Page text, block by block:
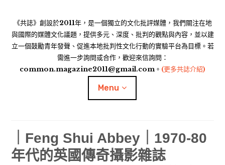
《共誌》創設於2011年，是一個獨立的文化批評媒體，我們關注在地
與國際的媒體文化議題，提供多元、深度、批判的觀點與內容，並以建
立一個鼓勵青年發聲、促進本地批判性文化行動的實驗平台為目標。若
需進一步詢問或合作，歡迎來信詢問：
common.magazine2011@gmail.com。 (更多共誌介紹)
Menu
共專題
共評論
｜Feng Shui Abbey｜1970-80
年代的英國傳奇攝影雜誌